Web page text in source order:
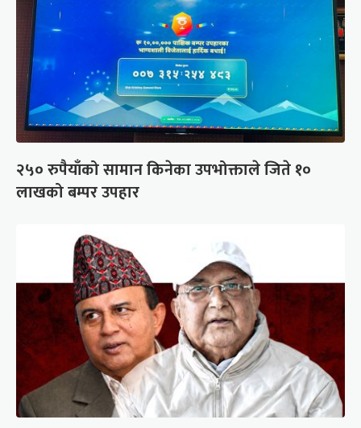
२५० रुपैयाँको सामान किनेका उपभोक्ताले जिते १०
लाखको बम्पर उपहार